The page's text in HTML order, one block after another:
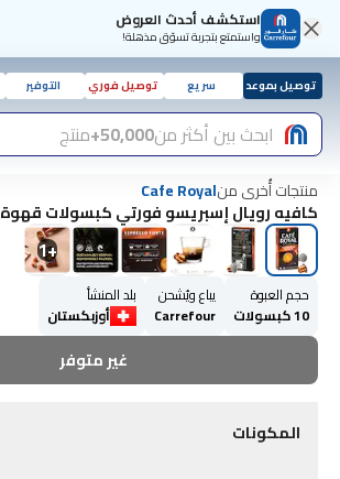
استكشف أحدث العروض
واستمتع بتجربة تسوّق مذهلة!
توصيل بموعد سريع توصيل فوري التوفير
ابحث بين أكثر من50,000+ منتج
منتجات أُخرى منCafe Royal
كافيه رويال إسبريسو فورتي كبسولات قهوة 10 كبسولات
+
1
حجم العبوة
10 كبسولات
يباع ويُشحن
Carrefour
بلد المنشأ
أوزبكستان
غير متوفر
المكونات